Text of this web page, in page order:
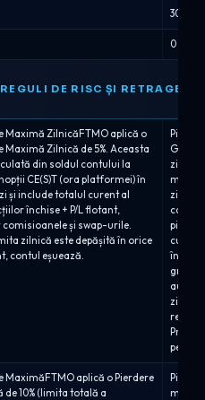
30
0
REGULI DE RISC ȘI RETRAGERE
Maximă ZilnicăFTMO aplică o
Maximă Zilnică de 5%. Aceasta
din soldul contului la
CE(S)T (ora platformei) în
și include totalul curent al
închise + P/L flotant,
și swap-urile.
zilnică este depășită în orice
contul eșuează.
Group
zilnică
zilnice
cu
gravă
zilnică
Pro
pe...
MaximăFTMO aplică o Pierdere
de 10% (limita totală a